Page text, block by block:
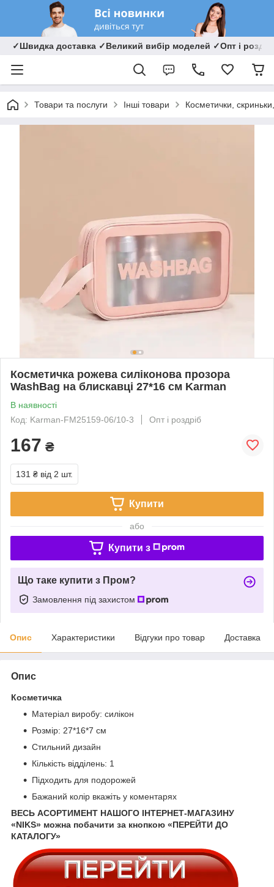
✓Швидка доставка ✓Великий вибір моделей ✓Опт і
Товари та послуги Інші товари Косметички,
Косметичка рожева силіконова прозора
WashBag на блискавці 27*16 см Karman
В наявності
Код: Karman-FM25159-06/10-3
Опт і роздріб
167 ₴
131 ₴ від 2 шт.
Купити
або
Купити з
Що таке купити з Пром?
Замовлення під захистом
Опис Характеристики Відгуки про товар Доставка
Опис
Косметичка
Матеріал виробу: силікон
Розмір: 27*16*7 см
Стильний дизайн
Кількість відділень: 1
Підходить для подорожей
Бажаний колір вкажіть у коментарях
ВЕСЬ АСОРТИМЕНТ НАШОГО ІНТЕРНЕТ-МАГАЗИНУ
«NIKS» можна побачити за кнопкою «ПЕРЕЙТИ ДО
КАТАЛОГУ»